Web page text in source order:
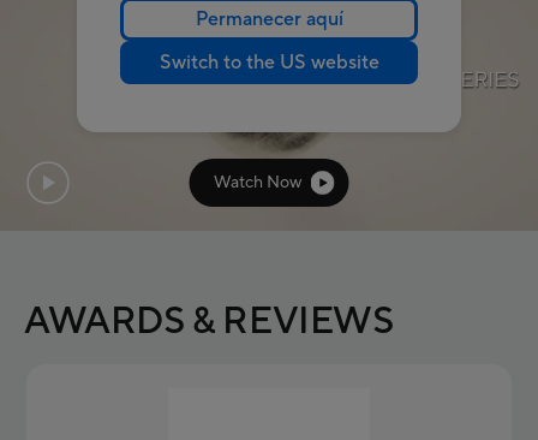
Permanecer aquí
Switch to the US website
Watch Now